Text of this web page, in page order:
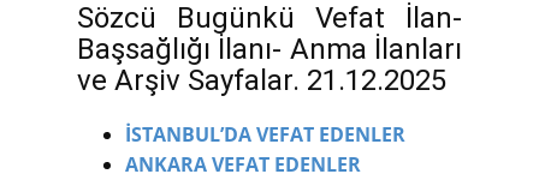
Sözcü Bugünkü Vefat İlan-
Başsağlığı İlanı- Anma İlanları
ve Arşiv Sayfalar. 21.12.2025
İSTANBUL’DA VEFAT EDENLER
ANKARA VEFAT EDENLER